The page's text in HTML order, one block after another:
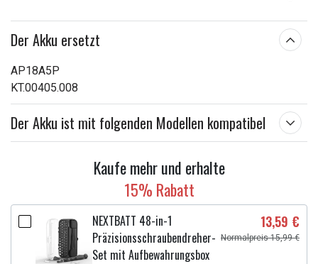
Kapazität: 4550 mAh
Der Akku ersetzt
AP18A5P
KT.00405.008
Der Akku ist mit folgenden Modellen kompatibel
Kaufe mehr und erhalte
15% Rabatt
NEXTBATT 48-in-1
Präzisionsschraubendreher-
Set mit Aufbewahrungsbox
13,59 €
Normalpreis 15,99 €